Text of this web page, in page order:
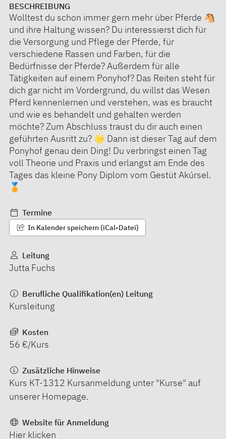
BESCHREIBUNG
Wolltest du schon immer gern mehr über Pferde 🐴
und ihre Haltung wissen? Du interessierst dich für
die Versorgung und Pflege der Pferde, für
verschiedene Rassen und Farben, für die
Bedürfnisse der Pferde? Außerdem für alle
Tätigkeiten auf einem Ponyhof? Das Reiten steht für
dich gar nicht im Vordergrund, du willst das Wesen
Pferd kennenlernen und verstehen, was es braucht
und wie es behandelt und gehalten werden
möchte? Zum Abschluss traust du dir auch einen
geführten Ausritt zu? 🌟 Dann ist dieser Tag auf dem
Ponyhof genau dein Ding! Du verbringst einen Tag
voll Theorie und Praxis und erlangst am Ende des
Tages das kleine Pony Diplom vom Gestüt Akúrsel.
🏅
Termine
In Kalender speichern (iCal-Datei)
Leitung
Jutta Fuchs
Berufliche Qualifikation(en) Leitung
Kursleitung
Kosten
56 €/Kurs
Zusätzliche Hinweise
Kurs KT-1312 Kursanmeldung unter "Kurse" auf
unserer Homepage.
Website für Anmeldung
Hier klicken